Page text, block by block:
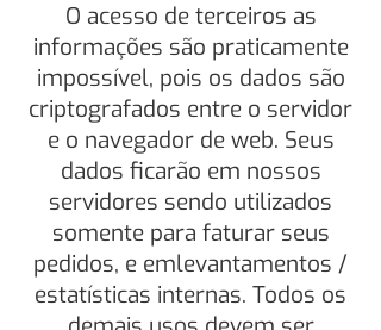
O acesso de terceiros as
informações são praticamente
impossível, pois os dados são
criptografados entre o servidor
e o navegador de web. Seus
dados ficarão em nossos
servidores sendo utilizados
somente para faturar seus
pedidos, e emlevantamentos /
estatísticas internas. Todos os